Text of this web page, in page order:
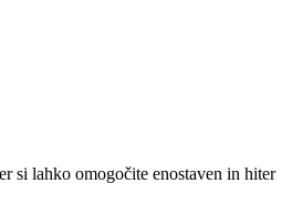
si lahko omogočite enostaven in hiter